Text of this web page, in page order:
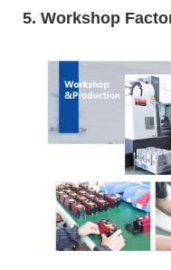
5. Workshop